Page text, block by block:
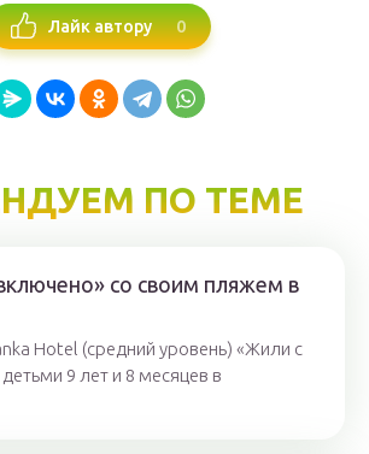
Лайк автору 0
ПО ТЕМЕ
со своим пляжем в
Hotel (средний уровень) «Жили с
9 лет и 8 месяцев в